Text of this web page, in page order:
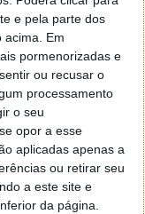
e pela parte dos
acima. Em
pormenorizadas e
ou recusar o
processamento
o seu
opor a esse
aplicadas apenas a
ou retirar seu
a este site e
da página.
de mão,
de 3600 W,
aparelhos e
não
ser
com